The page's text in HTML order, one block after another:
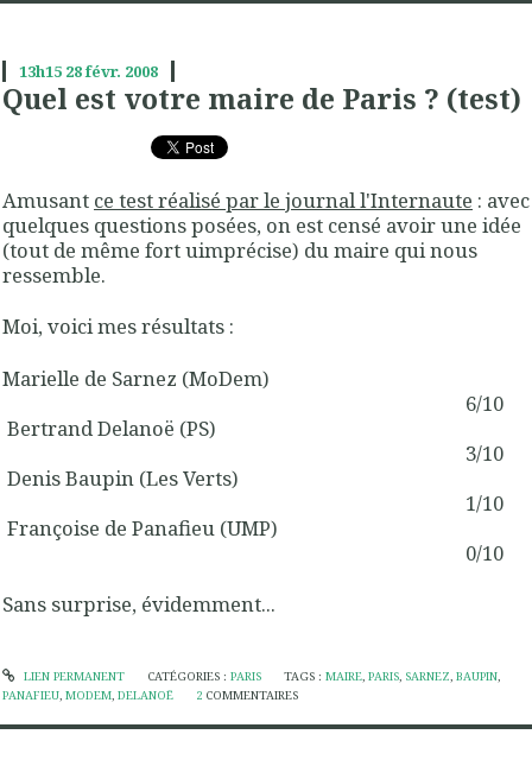
13h15 28févr. 2008
Quel est votre maire de Paris ? (test)
Amusant ce test réalisé par le journal l'Internaute : avec
quelques questions posées, on est censé avoir une idée
(tout de même fort uimprécise) du maire qui nous
ressemble.
Moi, voici mes résultats :
Marielle de Sarnez (MoDem)
6/10
Bertrand Delanoë (PS)
3/10
Denis Baupin (Les Verts)
1/10
Françoise de Panafieu (UMP)
0/10
Sans surprise, évidemment...
LIEN PERMANENT CATÉGORIES : PARIS TAGS :MAIRE,PARIS, SARNEZ,BAUPIN,
PANAFIEU, MODEM, DELANOË 2 COMMENTAIRES